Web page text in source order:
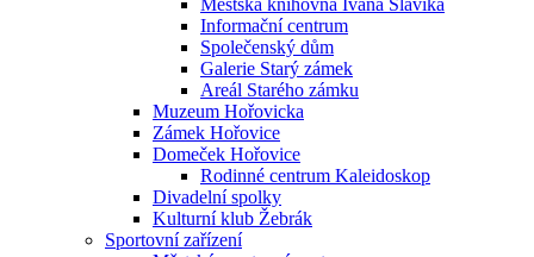
Městská knihovna Ivana Slavíka
Informační centrum
Společenský dům
Galerie Starý zámek
Areál Starého zámku
Muzeum Hořovicka
Zámek Hořovice
Domeček Hořovice
Rodinné centrum Kaleidoskop
Divadelní spolky
Kulturní klub Žebrák
Sportovní zařízení